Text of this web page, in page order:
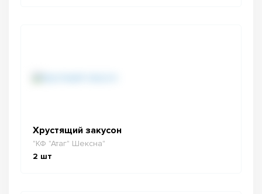
Хрустящий закусон
"КФ "Атаг" Шексна"
2 шт